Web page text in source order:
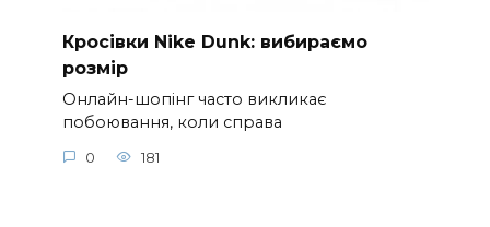
Кросівки Nike Dunk: вибираємо
розмір
Онлайн-шопінг часто викликає
побоювання, коли справа
0 181